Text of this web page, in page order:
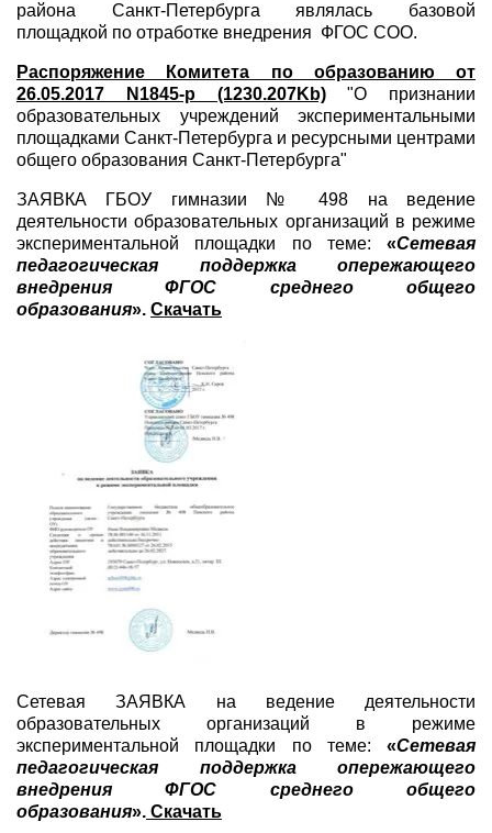
района Санкт-Петербурга являлась базовой
площадкой по отработке внедрения ФГОС СОО.
Распоряжение Комитета по образованию от
26.05.2017 N1845-р (1230.207Kb)"О признании
образовательных учреждений экспериментальными
площадками Санкт-Петербурга и ресурсными центрами
общего образования Санкт-Петербурга"
ЗАЯВКА ГБОУ гимназии № 498 на ведение
деятельности образовательных организаций в режиме
экспериментальной площадки по теме: «Сетевая
педагогическая поддержка опережающего
внедрения ФГОС среднего общего
образования». Скачать
Сетевая ЗАЯВКА на ведение деятельности
образовательных организаций в режиме
экспериментальной площадки по теме: «Сетевая
педагогическая поддержка опережающего
внедрения ФГОС среднего общего
образования». Скачать